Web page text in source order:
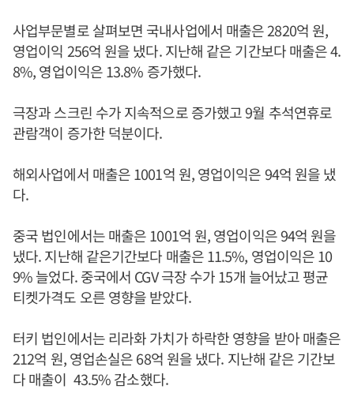
사업부문별로 살펴보면 국내사업에서 매출은 2820억 원,
영업이익 256억 원을 냈다. 지난해 같은 기간보다 매출은 4.
8%, 영업이익은 13.8% 증가했다.
극장과 스크린 수가 지속적으로 증가했고 9월 추석연휴로
관람객이 증가한 덕분이다.
해외사업에서 매출은 1001억 원, 영업이익은 94억 원을 냈
다.
중국 법인에서는 매출은 1001억 원, 영업이익은 94억 원을
냈다. 지난해 같은기간보다 매출은 11.5%, 영업이익은 10
9% 늘었다. 중국에서 CGV 극장 수가 15개 늘어났고 평균
티켓가격도 오른 영향을 받았다.
터키 법인에서는 리라화 가치가 하락한 영향을 받아 매출은
212억 원, 영업손실은 68억 원을 냈다. 지난해 같은 기간보
다 매출이 43.5% 감소했다.